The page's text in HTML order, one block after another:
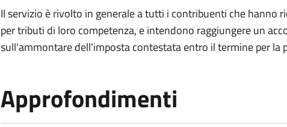
Il servizio è rivolto in generale a tutti i contribuenti che hanno
per tributi di loro competenza, e intendono raggiungere un
sull'ammontare dell'imposta contestata entro il termine per la
Approfondimenti